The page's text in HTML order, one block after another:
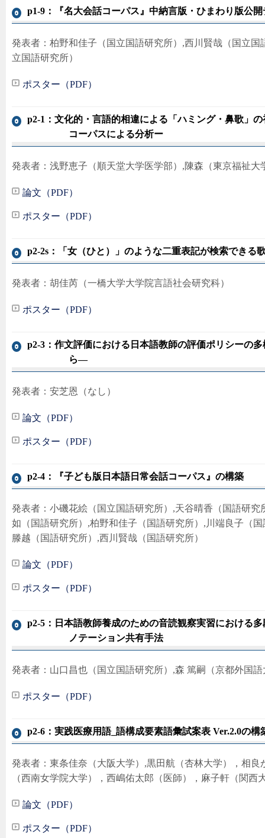
p1-9：『名大会話コーパス』中納言版・ひまわり版公
発表者：柏野和佳子（国立国語研究所）,西川賢哉（国立
立国語研究所）
ポスター（PDF）
p2-1：文化的・言語的相違による「ハミング・鼻歌」
コーパスによる分析ー
発表者：浅野恵子（順天堂大学医学部）,陳森（東京福祉大
論文（PDF）
ポスター（PDF）
p2-2s：「女（ひと）」のような二重表記が検索できる
発表者：胡佳芮（一橋大学大学院言語社会研究科）
ポスター（PDF）
p2-3：作文評価における日本語教師の評価ポリシーの
ら―
発表者：安芝恩（なし）
論文（PDF）
ポスター（PDF）
p2-4：『子ども版日本語日常会話コーパス』の構築
発表者：小磯花絵（国立国語研究所）,天谷晴香（国語研
如（国語研究所）,柏野和佳子（国語研究所）,川端良子（
滕越（国語研究所）,西川賢哉（国語研究所）
論文（PDF）
ポスター（PDF）
p2-5：日本語教師養成のための音読観察実習における
ノテーション共有手法
発表者：山口昌也（国立国語研究所）,森 篤嗣（京都外国
ポスター（PDF）
p2-6：実践医療用語_語構成要素語彙試案表 Ver.2.0の構
発表者：東条佳奈（大阪大学）,黒田航（杏林大学），相
（西南女学院大学），西嶋佑太郎（医師），麻子軒（関西
論文（PDF）
ポスター（PDF）